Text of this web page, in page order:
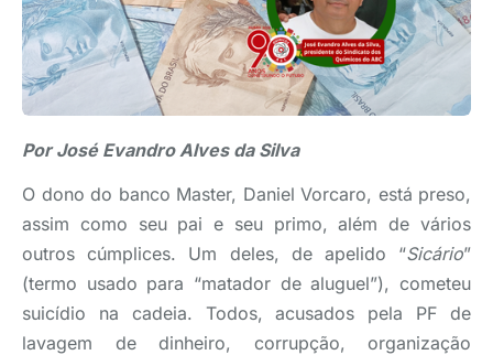
Por José Evandro Alves da Silva
O dono do banco Master, Daniel Vorcaro, está preso,
assim como seu pai e seu primo, além de vários
outros cúmplices. Um deles, de apelido “Sicário”
(termo usado para “matador de aluguel”), cometeu
suicídio na cadeia. Todos, acusados pela PF de
lavagem de dinheiro, corrupção, organização